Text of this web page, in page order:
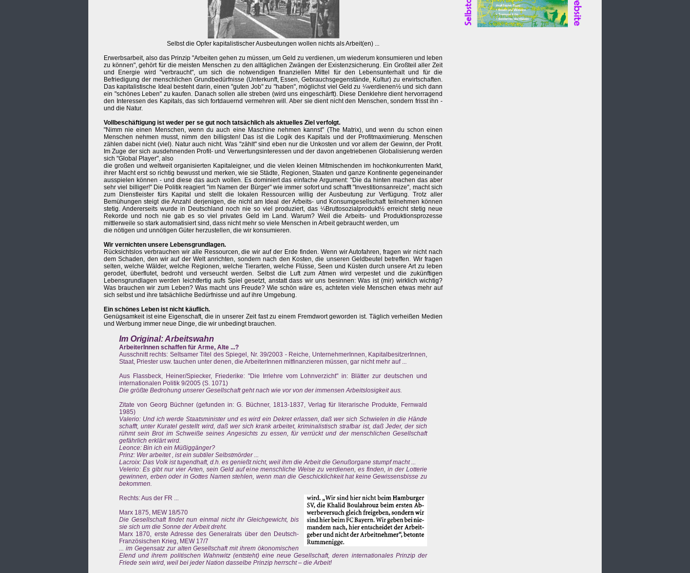
Selbst die Opfer kapitalistischer Ausbeutungen wollen nichts als Arbeit(en) ...
Erwerbsarbeit, also das Prinzip "Arbeiten gehen zu müssen, um Geld zu verdienen, um wiederum konsumieren und leben
zu können", gehört für die meisten Menschen zu den alltäglichen Zwängen der Existenzsicherung. Ein Großteil aller Zeit
und Energie wird "verbraucht", um sich die notwendigen finanziellen Mittel für den Lebensunterhalt und für die
Befriedigung der menschlichen Grundbedürfnisse (Unterkunft, Essen, Gebrauchsgegenstände, Kultur) zu erwirtschaften.
Das kapitalistische Ideal besteht darin, einen "guten Job" zu "haben", möglichst viel Geld zu ¼verdienen½ und sich dann
ein "schönes Leben" zu kaufen. Danach sollen alle streben (wird uns eingeschärft). Diese Denklehre dient hervorragend
den Interessen des Kapitals, das sich fortdauernd vermehren will. Aber sie dient nicht den Menschen, sondern frisst ihn -
und die Natur.
Vollbeschäftigung ist weder per se gut noch tatsächlich als aktuelles Ziel verfolgt.
"Nimm nie einen Menschen, wenn du auch eine Maschine nehmen kannst" (The Matrix), und wenn du schon einen
Menschen nehmen musst, nimm den billigsten! Das ist die Logik des Kapitals und der Profitmaximierung. Menschen
zählen dabei nicht (viel). Natur auch nicht. Was "zählt" sind eben nur die Unkosten und vor allem der Gewinn, der Profit.
Im Zuge der sich ausdehnenden Profit- und Verwertungsinteressen und der davon angetriebenen Globalisierung werden
sich "Global Player", also
die großen und weltweit organisierten Kapitaleigner, und die vielen kleinen Mitmischenden im hochkonkurrenten Markt,
ihrer Macht erst so richtig bewusst und merken, wie sie Städte, Regionen, Staaten und ganze Kontinente gegeneinander
ausspielen können - und diese das auch wollen. Es dominiert das einfache Argument: "Die da hinten machen das aber
sehr viel billiger!" Die Politik reagiert "im Namen der Bürger" wie immer sofort und schafft "Investitionsanreize", macht sich
zum Dienstleister fürs Kapital und stellt die lokalen Ressourcen willig der Ausbeutung zur Verfügung. Trotz aller
Bemühungen steigt die Anzahl derjenigen, die nicht am Ideal der Arbeits- und Konsumgesellschaft teilnehmen können
stetig. Andererseits wurde in Deutschland noch nie so viel produziert, das ¼Bruttosozialprodukt½ erreicht stetig neue
Rekorde und noch nie gab es so viel privates Geld im Land. Warum? Weil die Arbeits- und Produktionsprozesse
mittlerweile so stark automatisiert sind, dass nicht mehr so viele Menschen in Arbeit gebraucht werden, um
die nötigen und unnötigen Güter herzustellen, die wir konsumieren.
Wir vernichten unsere Lebensgrundlagen.
Rücksichtslos verbrauchen wir alle Ressourcen, die wir auf der Erde finden. Wenn wir Autofahren, fragen wir nicht nach
dem Schaden, den wir auf der Welt anrichten, sondern nach den Kosten, die unseren Geldbeutel betreffen. Wir fragen
selten, welche Wälder, welche Regionen, welche Tierarten, welche Flüsse, Seen und Küsten durch unsere Art zu leben
gerodet, überflutet, bedroht und verseucht werden. Selbst die Luft zum Atmen wird verpestet und die zukünftigen
Lebensgrundlagen werden leichtfertig aufs Spiel gesetzt, anstatt dass wir uns besinnen: Was ist (mir) wirklich wichtig?
Was brauchen wir zum Leben? Was macht uns Freude? Wie schön wäre es, achteten viele Menschen etwas mehr auf
sich selbst und ihre tatsächliche Bedürfnisse und auf ihre Umgebung.
Ein schönes Leben ist nicht käuflich.
Genügsamkeit ist eine Eigenschaft, die in unserer Zeit fast zu einem Fremdwort geworden ist. Täglich verheißen Medien
und Werbung immer neue Dinge, die wir unbedingt brauchen.
Im Original: Arbeitswahn
ArbeiterInnen schaffen für Arme, Alte ...?
Ausschnitt rechts: Seltsamer Titel des Spiegel, Nr. 39/2003 - Reiche, UnternehmerInnen, KapitalbesitzerInnen,
Staat, Priester usw. tauchen unter denen, die ArbeiterInnen mitfinanzieren müssen, gar nicht mehr auf ...
Aus Flassbeck, Heiner/Spiecker, Friederike: "Die Irrlehre vom Lohnverzicht" in: Blätter zur deutschen und
internationalen Politik 9/2005 (S. 1071)
Die größte Bedrohung unserer Gesellschaft geht nach wie vor von der immensen Arbeitslosigkeit aus.
Zitate von Georg Büchner (gefunden in: G. Büchner, 1813-1837, Verlag für literarische Produkte, Fernwald
1985)
Valerio: Und ich werde Staatsminister und es wird ein Dekret erlassen, daß wer sich Schwielen in die Hände
schafft, unter Kuratel gestellt wird, daß wer sich krank arbeitet, kriminalistisch strafbar ist, daß Jeder, der sich
rühmt sein Brot im Schweiße seines Angesichts zu essen, für verrückt und der menschlichen Gesellschaft
gefährlich erklärt wird.
Leonce: Bin ich ein Müßiggänger?
Prinz: Wer arbeitet , ist ein subtiler Selbstmörder ...
Lacroix: Das Volk ist tugendhaft, d.h. es genießt nicht, weil ihm die Arbeit die Genußorgane stumpf macht ...
Velerio: Es gibt nur vier Arten, sein Geld auf eine menschliche Weise zu verdienen, es finden, in der Lotterie
gewinnen, erben oder in Gottes Namen stehlen, wenn man die Geschicklichkeit hat keine Gewissensbisse zu
bekommen.
Rechts: Aus der FR ...
Marx 1875, MEW 18/570
Die Gesellschaft findet nun einmal nicht ihr Gleichgewicht, bis
sie sich um die Sonne der Arbeit dreht.
Marx 1870, erste Adresse des Generalrats über den Deutsch-
Französischen Krieg, MEW 17/7
... im Gegensatz zur alten Gesellschaft mit ihrem ökonomischen
Elend und ihrem politischen Wahnwitz (entsteht) eine neue Gesellschaft, deren internationales Prinzip der
Friede sein wird, weil bei jeder Nation dasselbe Prinzip herrscht – die Arbeit!